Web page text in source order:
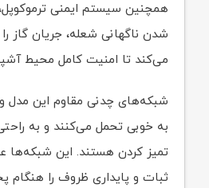
همچنین سیستم ایمنی
شدن ناگهانی شعله، جریان گاز
می‌کند تا امنیت کامل محیط
شبکه‌های چدنی مقاوم این مدل
به خوبی تحمل می‌کنند و به
تمیز کردن هستند. این شبکه‌ها
ثبات و پایداری ظروف را هنگام